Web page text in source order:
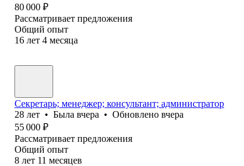
80 000 ₽
Рассматривает предложения
Общий опыт
16 лет 4 месяца
Секретарь; менеджер; консультант; администратор
28 лет • Была вчера • Обновлено вчера
55 000 ₽
Рассматривает предложения
Общий опыт
8 лет 11 месяцев